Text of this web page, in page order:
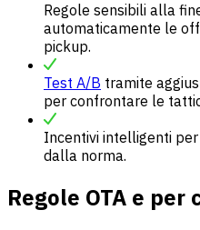
Regole sensibili alla
automaticamente le
pickup.
Test A/B tramite
per confrontare le
Incentivi intelligenti
dalla norma.
Regole OTA e per